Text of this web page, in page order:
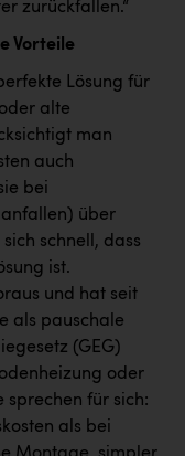
zurückfallen.“
Vorteile
Lösung für
alte
man
auch
bei
über
schnell, dass
ist.
und hat seit
als pauschale
(GEG)
oder
sprechen für sich:
als bei